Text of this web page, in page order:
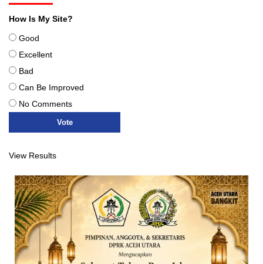
How Is My Site?
Good
Excellent
Bad
Can Be Improved
No Comments
View Results